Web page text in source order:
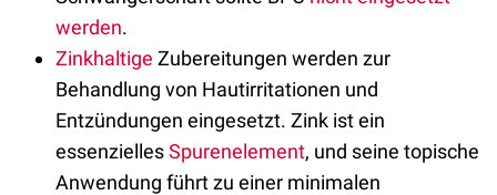
werden.
Zinkhaltige Zubereitungen werden zur
Behandlung von Hautirritationen und
Entzündungen eingesetzt. Zink ist ein
essenziellesSpurenelement, und seine topische
Anwendung führt zu einer minimalen